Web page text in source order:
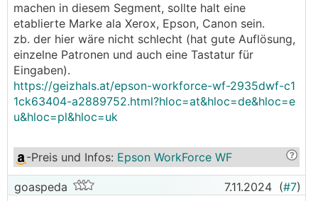
machen in diesem Segment, sollte halt eine
etablierte Marke ala Xerox, Epson, Canon sein.
zb. der hier wäre nicht schlecht (hat gute Auflösung,
einzelne Patronen und auch eine Tastatur für
Eingaben).
https://geizhals.at/epson-workforce-wf-2935dwf-c1
1ck63404-a2889752.html?hloc=at&hloc=de&hloc=e
u&hloc=pl&hloc=uk
-Preis und Infos: Epson WorkForce WF
goaspeda 7.11.2024 (#7)